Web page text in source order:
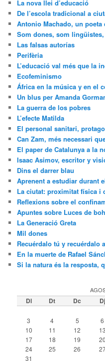
La nova llei d’educació
De l’escola tradicional a
Antonio Machado, un poeta
Som dones, som
Las falsas autorías
Perifèria
L’educació val més que la
Ecofeminismo
África en la música y en el
Un blus per Amanda
La guerra de los pobres
L’efecte Matilda
El personal sanitari,
Can Zam, més necessari
El paper de Catalunya a la
Isaac Asimov, escritor y
Dins el darrer blau
Aprenent a estudiar durant
La ciutat: proximitat física i
Reflexions sobre el
Apuntes sobre Luces de
La Generació Greta
Mil dones
Recuérdalo tú y recuérdalo
En la muerte de Rafael
Si la natura és la resposta,
Dl Dt Dc Dj
3
4 5 6
10
11 12 13
17
18 19 20
24
25 26
31